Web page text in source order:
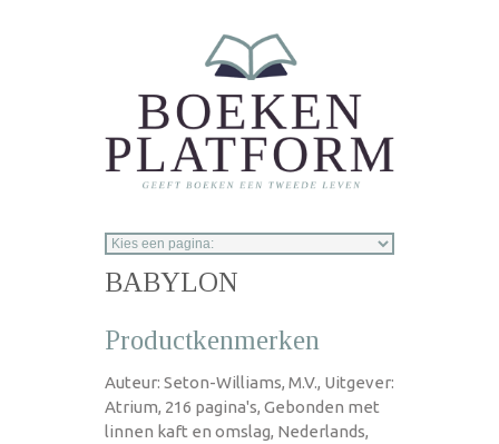
BABYLON
Productkenmerken
Auteur: Seton-Williams, M.V., Uitgever:
Atrium, 216 pagina's, Gebonden met
linnen kaft en omslag, Nederlands,